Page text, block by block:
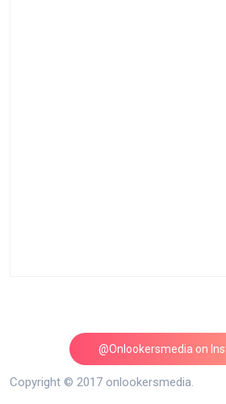
@Onlookersmedia on
Follow on
Copyright © 2017 onlookersmedia.